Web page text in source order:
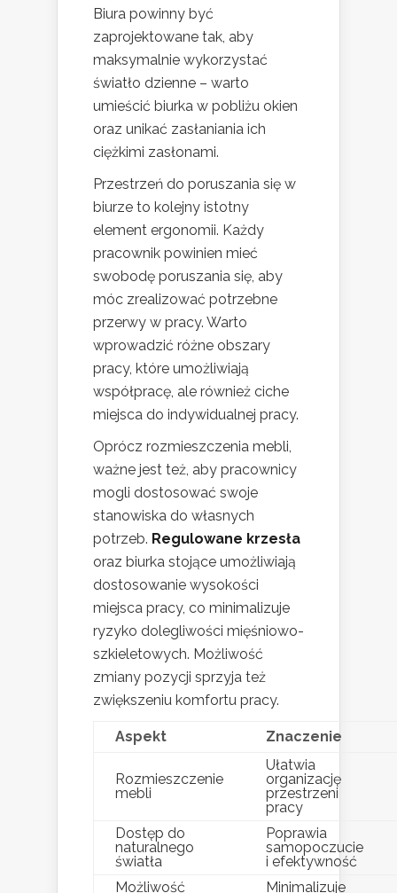
Biura powinny być
zaprojektowane tak, aby
maksymalnie wykorzystać
światło dzienne – warto
umieścić biurka w pobliżu okien
oraz unikać zasłaniania ich
ciężkimi zasłonami.
Przestrzeń do poruszania się w
biurze to kolejny istotny
element ergonomii. Każdy
pracownik powinien mieć
swobodę poruszania się, aby
móc zrealizować potrzebne
przerwy w pracy. Warto
wprowadzić różne obszary
pracy, które umożliwiają
współpracę, ale również ciche
miejsca do indywidualnej pracy.
Oprócz rozmieszczenia mebli,
ważne jest też, aby pracownicy
mogli dostosować swoje
stanowiska do własnych
potrzeb. Regulowane krzesła
oraz biurka stojące umożliwiają
dostosowanie wysokości
miejsca pracy, co minimalizuje
ryzyko dolegliwości mięśniowo-
szkieletowych. Możliwość
zmiany pozycji sprzyja też
zwiększeniu komfortu pracy.
Aspekt Znaczenie
Rozmieszczenie
mebli
Ułatwia
organizację
przestrzeni
pracy
Dostęp do
naturalnego
światła
Poprawia
samopoczucie
i efektywność
Możliwość
Minimalizuje